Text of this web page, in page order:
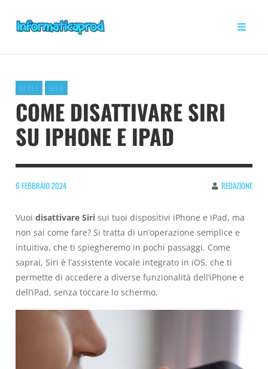
APPLE GEEK
COME DISATTIVARE SIRI
SU IPHONE E IPAD
6 FEBBRAIO 2024 REDAZIONE
Vuoi disattivare Siri sui tuoi dispositivi iPhone e iPad, ma
non sai come fare? Si tratta di un’operazione semplice e
intuitiva, che ti spiegheremo in pochi passaggi. Come
saprai, Siri è l’assistente vocale integrato in iOS, che ti
permette di accedere a diverse funzionalità dell’iPhone e
dell’iPad, senza toccare lo schermo.